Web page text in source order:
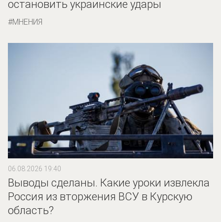
остановить украинские удары
МНЕНИЯ
06.08.2026 19:40
Выводы сделаны. Какие уроки извлекла
Россия из вторжения ВСУ в Курскую
область?